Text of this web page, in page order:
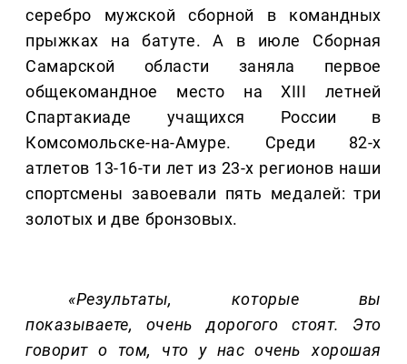
серебро мужской сборной в командных
прыжках на батуте. А в июле Сборная
Самарской области заняла первое
общекомандное место на XIII летней
Спартакиаде учащихся России в
Комсомольске-на-Амуре. Среди 82-х
атлетов 13-16-ти лет из 23-х регионов наши
спортсмены завоевали пять медалей: три
золотых и две бронзовых.
«Результаты, которые вы
показываете, очень дорогого стоят. Это
говорит о том, что у нас очень хорошая